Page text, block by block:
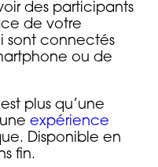
des participants
de votre
sont connectés
ou de
plus qu’une
expérience
Disponible en
fin.